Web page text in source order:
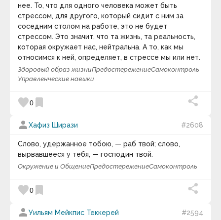
нее. То, что для одного человека может быть
стрессом, для другого, который сидит с ним за
соседним столом на работе, это не будет
стрессом. Это значит, что та жизнь, та реальность,
которая окружает нас, нейтральна. А то, как мы
относимся к ней, определяет, в стрессе мы или нет.
Здоровый образ жизниПредостережениеСамоконтроль
Управленческие навыки
favorite0 bookmark
personХафиз Ширази #2608
Слово, удержанное тобою, — раб твой; слово,
вырвавшееся у тебя, — господин твой.
Окружение и ОбщениеПредостережениеСамоконтроль
favorite0 bookmark
personУильям Мейкпис Теккерей #2594